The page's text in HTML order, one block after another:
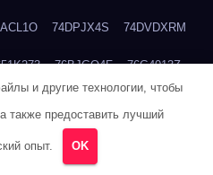
74DPJX4S 74DVDXRM
76BJGQ4F 76G4013Z
78Q29S80
и другие технологии, чтобы
также предоставить лучший
опыт. OK